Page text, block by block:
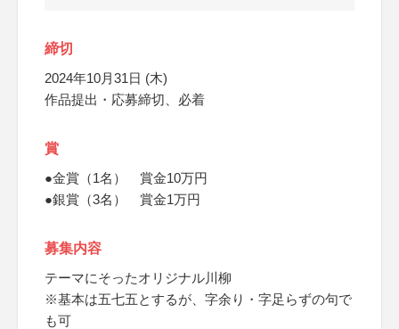
締切
2024年10月31日 (木)
作品提出・応募締切、必着
賞
●金賞（1名） 賞金10万円
●銀賞（3名） 賞金1万円
募集内容
テーマにそったオリジナル川柳
※基本は五七五とするが、字余り・字足らずの句で
も可